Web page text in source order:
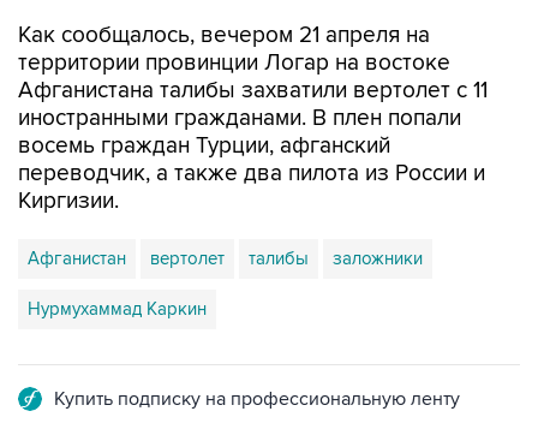
Как сообщалось, вечером 21 апреля на
территории провинции Логар на востоке
Афганистана талибы захватили вертолет с 11
иностранными гражданами. В плен попали
восемь граждан Турции, афганский
переводчик, а также два пилота из России и
Киргизии.
Афганистан вертолет талибы заложники
Нурмухаммад Каркин
Купить подписку на профессиональную ленту